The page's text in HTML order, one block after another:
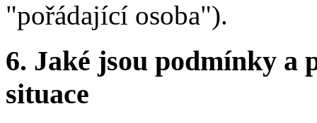
"pořádající osoba").
6. Jaké jsou podmínky a
situace